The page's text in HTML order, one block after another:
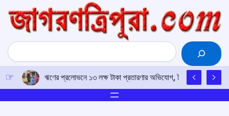
content
Search
ঋণের প্রলোভনে ১৩ লক্ষ টাকা প্রতারণার অভিযোগ, টাকা ফেরতের